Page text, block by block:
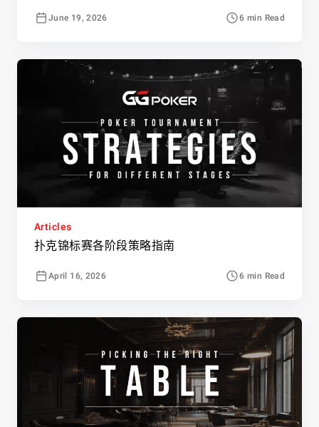
June 19, 2026 6 min Read
Articles
扑克锦标赛各阶段策略指南
April 16, 2026 6 min Read